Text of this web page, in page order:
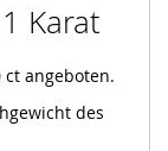
Karat
angeboten.
des